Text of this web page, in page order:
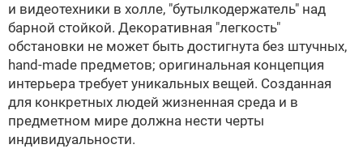
и видеотехники в холле, "бутылкодержатель" над
барной стойкой. Декоративная "легкость"
обстановки не может быть достигнута без штучных,
hand-made предметов; оригинальная концепция
интерьера требует уникальных вещей. Созданная
для конкретных людей жизненная среда и в
предметном мире должна нести черты
индивидуальности.